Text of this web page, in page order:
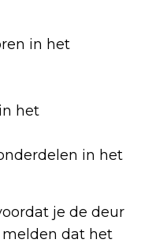
in het
het
in het
je de deur
dat het